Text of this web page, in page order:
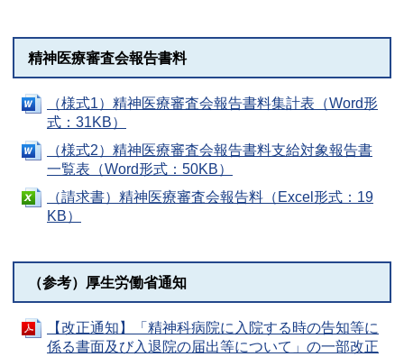
精神医療審査会報告書料
（様式1）精神医療審査会報告書料集計表（Word形
式：31KB）
（様式2）精神医療審査会報告書料支給対象報告書
一覧表（Word形式：50KB）
（請求書）精神医療審査会報告料（Excel形式：19
KB）
（参考）厚生労働省通知
【改正通知】「精神科病院に入院する時の告知等に
係る書面及び入退院の届出等について」の一部改正